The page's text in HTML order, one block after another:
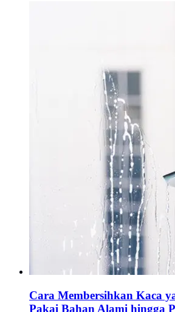
Cara Membersihkan Kaca
Pakai Bahan Alami hingga